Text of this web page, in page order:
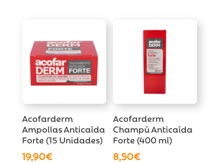
Acofarderm
Ampollas Anticaída
Forte (15 Unidades)
19,90€
Acofarderm
Champú Anticaída
Forte (400 ml)
8,50€